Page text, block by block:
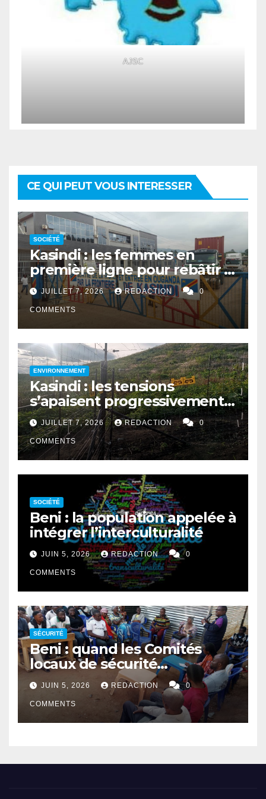
AJSC
CE QUI PEUT VOUS INTERESSER
SOCIÉTÉ
Kasindi : les femmes en
première ligne pour rebâtir la
cohésion sociale
JUILLET 7, 2026 REDACTION 0
COMMENTS
ENVIRONNEMENT
Kasindi : les tensions
s’apaisent progressivement
entre le PNVi et les
agriculteurs
JUILLET 7, 2026 REDACTION 0
COMMENTS
SOCIÉTÉ
Beni : la population appelée à
intégrer l’interculturalité
JUIN 5, 2026 REDACTION 0
COMMENTS
SÉCURITÉ
Beni : quand les Comités
locaux de sécurité
rapprochent autorités et
population
JUIN 5, 2026 REDACTION 0
COMMENTS